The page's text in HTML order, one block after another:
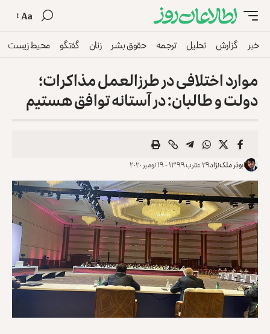
Aa
خبر گزارش تحلیل ترجمه حقوق بشر زنان گفتگو محیط زیست
موارد اختلافی در طرزالعمل مذاکرات؛
دولت و طالبان: در آستانه توافق هستیم
ابوذر ملک‌نژاد۲۹ عقرب ۱۳۹۹ - ۱۹ نومبر ۲۰۲۰